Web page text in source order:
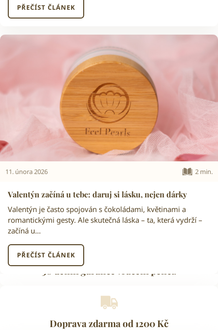
PŘEČÍST ČLÁNEK
11. února 2026 2 min.
Valentýn začíná u tebe: daruj si lásku, nejen dárky
Valentýn je často spojován s čokoládami, květinami a
romantickými gesty. Ale skutečná láska – ta, která vydrží –
začíná u…
PŘEČÍST ČLÁNEK
30 denní garance vrácení peněz
Doprava zdarma od 1200 Kč